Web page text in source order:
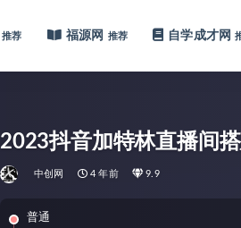
推荐 福源网 推荐 自学成才网
2023抖音加特林直播间
中创网 4 年前 9.9
普通